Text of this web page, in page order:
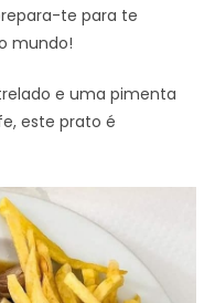
te para te
mundo!
e uma pimenta
este prato é